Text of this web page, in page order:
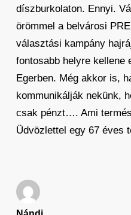
díszburkolaton. Ennyi.
örömmel a belvárosi
választási kampány
fontosabb helyre kellene
Egerben. Még akkor is,
kommunikálják nekünk,
csak pénzt…. Ami
Üdvözlettel egy 67 éves